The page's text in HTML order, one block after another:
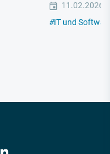
11.02.2026
#IT und